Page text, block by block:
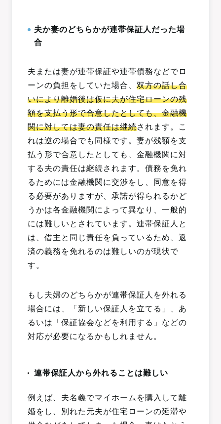
夫か妻のどちらかが連帯保証人だった場
合
夫または妻が連帯保証や連帯債務などでロ
ーンの負担をしていた場合、双方の話し合
いにより離婚後は仮に夫が住宅ローンの残
額を支払う形で合意したとしても、金融機
関に対しては妻の責任は継続されます。こ
れは逆の場合でも同様です。妻が残額を支
払う形で合意したとしても、金融機関に対
する夫の責任は継続されます。債務を免れ
るためには金融機関に交渉をし、同意を得
る必要がありますが、承諾が得られるかど
うかは各金融機関によって異なり、一般的
には難しいとされています。連帯保証人と
は、借主と同じ責任を負っているため、返
済の義務を免れるのは難しいのが現状で
す。
もし夫婦のどちらかが連帯保証人を外れる
場合には、「新しい保証人を立てる」、あ
るいは「保証協会などを利用する」などの
対応が必要になるかもしれません。
連帯保証人から外れることは難しい
例えば、夫名義でマイホームを購入して離
婚をし、別れた元夫が住宅ローンの延滞や